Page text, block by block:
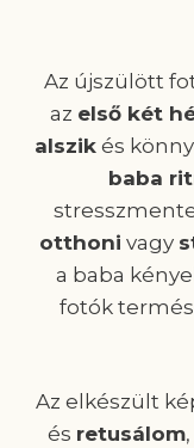
Az újszülött
az első két
alszikés
baba
otthoni vagy
a baba
fotók
Az elkészült
és retusálom